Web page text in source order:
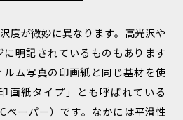
度が微妙に異なります。高光沢や
明記されているものもあります
ム写真の印画紙と同じ基材を使
画紙タイプ」とも呼ばれている
ペーパー）です。なかには平滑性